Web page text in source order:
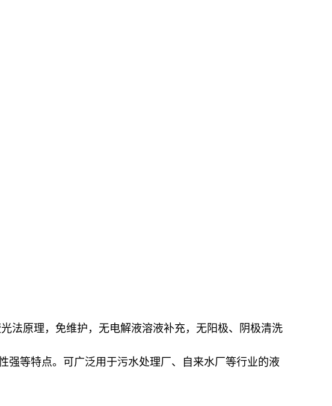
法原理，免维护，无电解液溶液补充，无阳极、阴极清洗
强等特点。可广泛用于污水处理厂、自来水厂等行业的液